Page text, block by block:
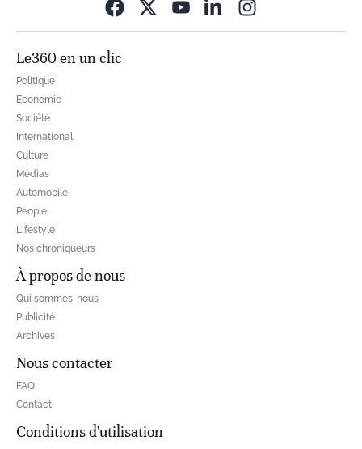
Le360 en un clic
Politique
Economie
Société
International
Culture
Médias
Automobile
People
Lifestyle
Nos chroniqueurs
À propos de nous
Qui sommes-nous
Publicité
Archives
Nous contacter
FAQ
Contact
Conditions d'utilisation